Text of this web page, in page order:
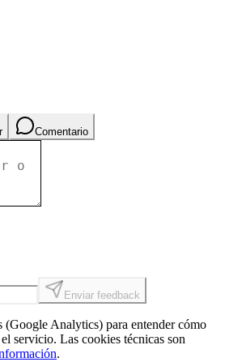
Comentario
Enviar feedback
(Google Analytics) para entender cómo
servicio. Las cookies técnicas son
.